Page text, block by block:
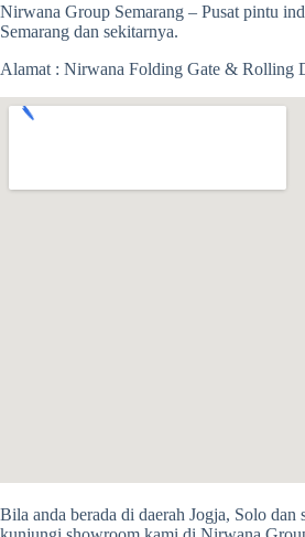
Nirwana Group Semarang – Pusat pintu
Semarang dan sekitarnya.
Alamat : Nirwana Folding Gate & Rolling
Bila anda berada di daerah Jogja, Solo dan